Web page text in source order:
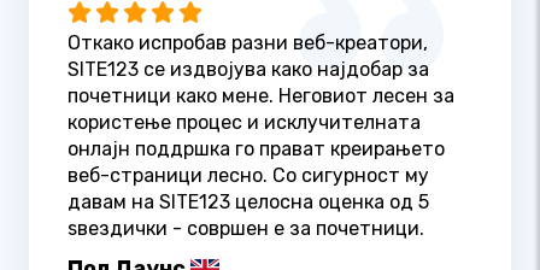
Откако испробав разни веб-креатори,
SITE123 се издвојува како најдобар за
почетници како мене. Неговиот лесен за
користење процес и исклучителната
онлајн поддршка го прават креирањето
веб-страници лесно. Со сигурност му
давам на SITE123 целосна оценка од 5
ѕвездички - совршен е за почетници.